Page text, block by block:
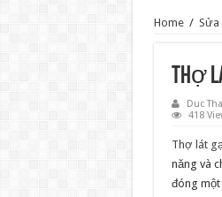
Home / Sửa
Thợ
Duc
418
Thợ lát
năng và
đóng